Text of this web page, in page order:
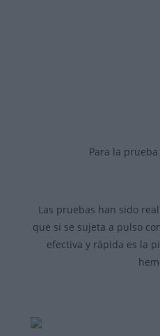
Para la
Las pruebas han sido
que si se sujeta a pulso
efectiva y rápida es la